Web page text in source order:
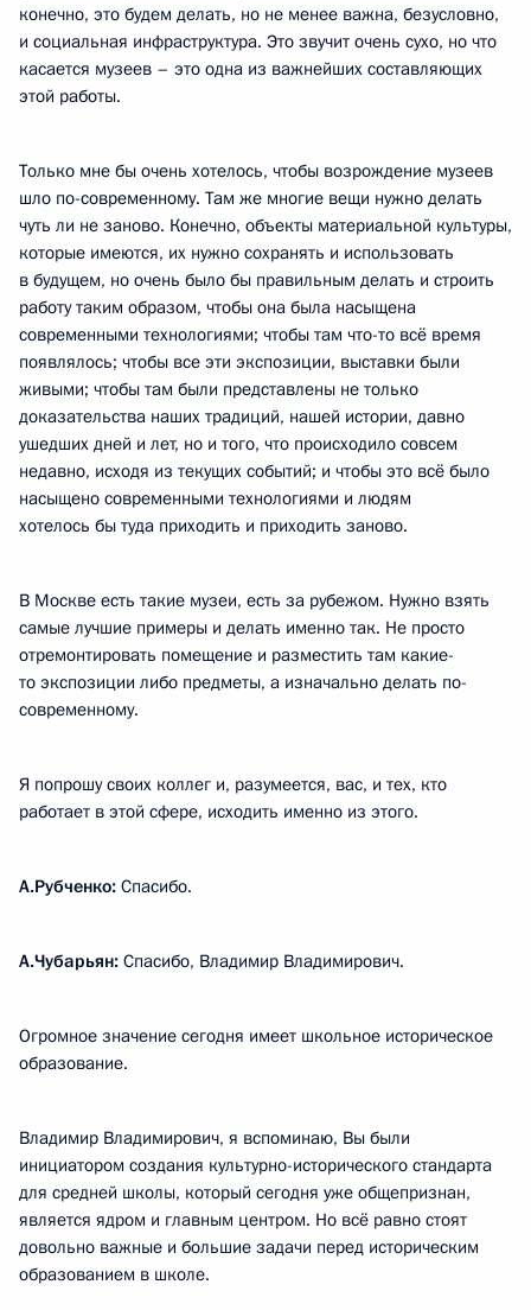
конечно, это будем делать, но не менее важна, безусловно,
и социальная инфраструктура. Это звучит очень сухо, но что
касается музеев – это одна из важнейших составляющих
этой работы.
Только мне бы очень хотелось, чтобы возрождение музеев
шло по-современному. Там же многие вещи нужно делать
чуть ли не заново. Конечно, объекты материальной культуры,
которые имеются, их нужно сохранять и использовать
в будущем, но очень было бы правильным делать и строить
работу таким образом, чтобы она была насыщена
современными технологиями; чтобы там что-то всё время
появлялось; чтобы все эти экспозиции, выставки были
живыми; чтобы там были представлены не только
доказательства наших традиций, нашей истории, давно
ушедших дней и лет, но и того, что происходило совсем
недавно, исходя из текущих событий; и чтобы это всё было
насыщено современными технологиями и людям
хотелось бы туда приходить и приходить заново.
В Москве есть такие музеи, есть за рубежом. Нужно взять
самые лучшие примеры и делать именно так. Не просто
отремонтировать помещение и разместить там какие-
то экспозиции либо предметы, а изначально делать по-
современному.
Я попрошу своих коллег и, разумеется, вас, и тех, кто
работает в этой сфере, исходить именно из этого.
А.Рубченко: Спасибо.
А.Чубарьян: Спасибо, Владимир Владимирович.
Огромное значение сегодня имеет школьное историческое
образование.
Владимир Владимирович, я вспоминаю, Вы были
инициатором создания культурно-исторического стандарта
для средней школы, который сегодня уже общепризнан,
является ядром и главным центром. Но всё равно стоят
довольно важные и большие задачи перед историческим
образованием в школе.